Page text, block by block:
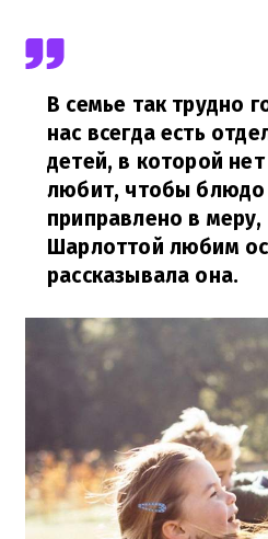
В семье так трудно
нас всегда есть
детей, в которой
любит, чтобы
приправлено в
Шарлоттой любим
рассказывала она.